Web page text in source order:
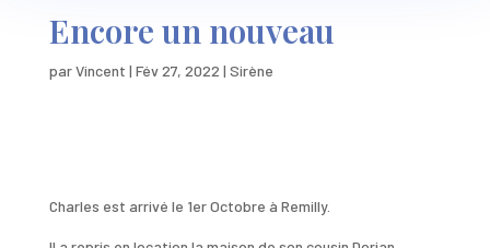
Encore un nouveau
parVincent | Fév 27, 2022 | Sirène
Charles est arrivé le 1er Octobre à Remilly.